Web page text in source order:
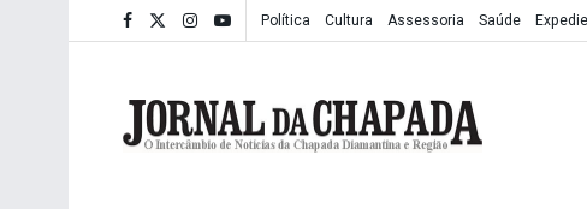
Política Cultura Assessoria Saúde